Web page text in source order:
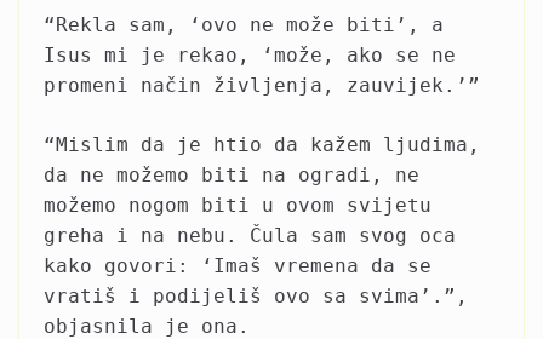
“Rekla sam, ‘ovo ne može biti’, a
Isus mi je rekao, ‘može, ako se ne
promeni način življenja, zauvijek.’”
“Mislim da je htio da kažem ljudima,
da ne možemo biti na ogradi, ne
možemo nogom biti u ovom svijetu
greha i na nebu. Čula sam svog oca
kako govori: ‘Imaš vremena da se
vratiš i podijeliš ovo sa svima’.”,
objasnila je ona.